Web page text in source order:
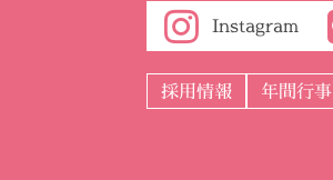
Instagram
採用情報 年間行事